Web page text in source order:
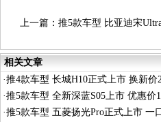
上一篇： 推5款车型 比亚迪宋
相关文章
·推4款车型 长城H10正式上市 换新价
·推5款车型 全新深蓝S05上市 优惠价
·推5款车型 五菱扬光Pro正式上市 一